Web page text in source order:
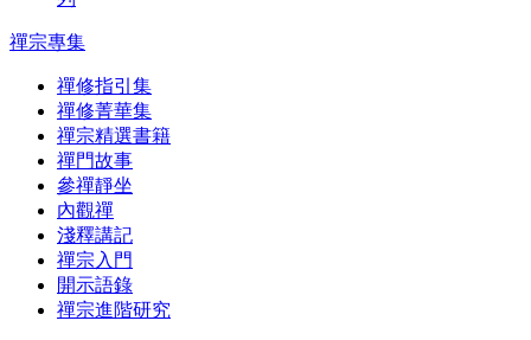
禪宗專集
禪修指引集
禪修菁華集
禪宗精選書籍
禪門故事
參禪靜坐
內觀禪
淺釋講記
禪宗入門
開示語錄
禪宗進階研究